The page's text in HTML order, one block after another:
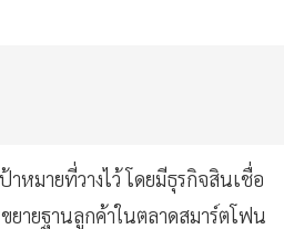
าหมายที่วางไว้ โดยมีธุรกิจสินเชื่อ
ยายฐานลูกค้าในตลาดสมาร์ตโฟน